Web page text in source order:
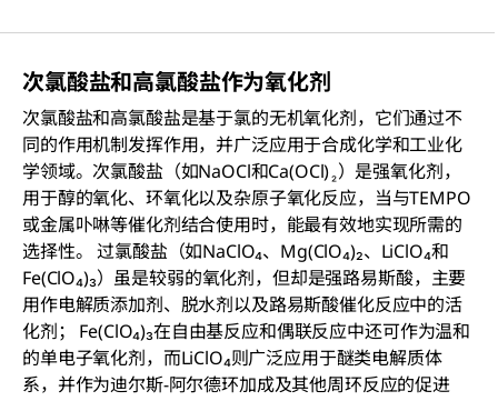
次氯酸盐和高氯酸盐作为氧化剂
次氯酸盐和高氯酸盐是基于氯的无机氧化剂，它们通过不
同的作用机制发挥作用，并广泛应用于合成化学和工业化
学领域。次氯酸盐（如NaOCl和Ca(OCl)₂）是强氧化剂，
用于醇的氧化、环氧化以及杂原子氧化反应，当与TEMPO
或金属卟啉等催化剂结合使用时，能最有效地实现所需的
选择性。 过氯酸盐（如NaClO₄、Mg(ClO₄)₂、LiClO₄和
Fe(ClO₄)₃）虽是较弱的氧化剂，但却是强路易斯酸，主要
用作电解质添加剂、脱水剂以及路易斯酸催化反应中的活
化剂； Fe(ClO₄)₃在自由基反应和偶联反应中还可作为温和
的单电子氧化剂，而LiClO₄则广泛应用于醚类电解质体
系，并作为迪尔斯-阿尔德环加成及其他周环反应的促进